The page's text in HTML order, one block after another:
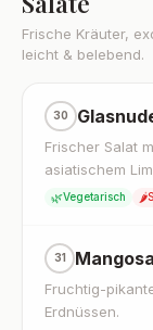
Frische Kräuter,
leicht & belebend.
30
Frischer Salat
asiatischem
🌿Vegetarisch 🌶️
31
Fruchtig-
Erdnüssen.